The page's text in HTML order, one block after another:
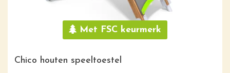
Met FSC keurmerk
Chico houten speeltoestel